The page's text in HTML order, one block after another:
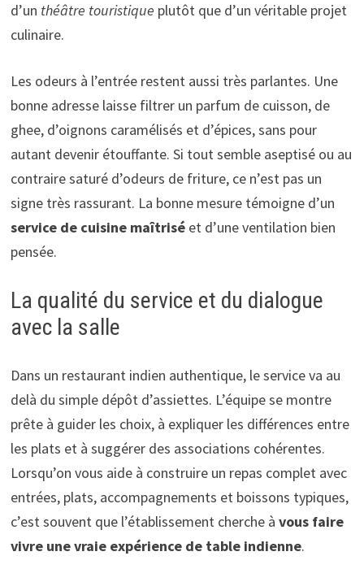
d’un théâtre touristique plutôt que d’un véritable projet
culinaire.
Les odeurs à l’entrée restent aussi très parlantes. Une
bonne adresse laisse filtrer un parfum de cuisson, de
ghee, d’oignons caramélisés et d’épices, sans pour
autant devenir étouffante. Si tout semble aseptisé ou au
contraire saturé d’odeurs de friture, ce n’est pas un
signe très rassurant. La bonne mesure témoigne d’un
service de cuisine maîtriséet d’une ventilation bien
pensée.
La qualité du service et du dialogue
avec la salle
Dans un restaurant indien authentique, le service va au
delà du simple dépôt d’assiettes. L’équipe se montre
prête à guider les choix, à expliquer les différences entre
les plats et à suggérer des associations cohérentes.
Lorsqu’on vous aide à construire un repas complet avec
entrées, plats, accompagnements et boissons typiques,
c’est souvent que l’établissement cherche à vous faire
vivre une vraie expérience de table indienne.